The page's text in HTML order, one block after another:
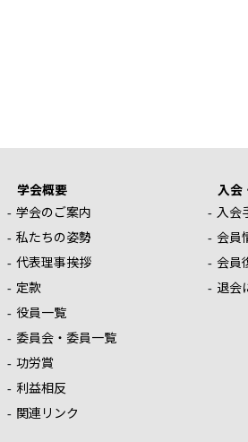
学会概要
学会のご案内
私たちの姿勢
代表理事挨拶
定款
役員一覧
委員会・委員一覧
功労賞
利益相反
関連リンク
入会
入会
会員
会員
退会